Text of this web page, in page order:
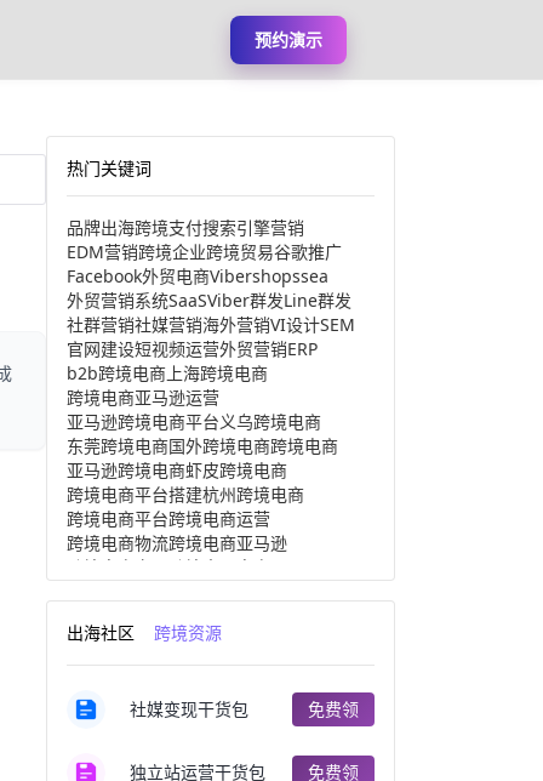
预约演示
热门关键词
品牌出海跨境支付搜索引擎营销
EDM营销跨境企业跨境贸易谷歌推广
Facebook外贸电商Vibershopssea
外贸营销系统SaaSViber群发Line群发
社群营销社媒营销海外营销VI设计SEM
官网建设短视频运营外贸营销ERP
b2b跨境电商 上海跨境电商
跨境电商亚马逊运营
亚马逊跨境电商平台义乌跨境电商
东莞跨境电商国外跨境电商跨境电商
亚马逊跨境电商虾皮跨境电商
跨境电商平台搭建杭州跨境电商
跨境电商平台跨境电商运营
跨境电商物流跨境电商亚马逊
跨境电商产品
跨境出口电商
跨境电商分析进口跨境电商
跨境电商服务广州跨境电商
跨境电商注册跨境电商开店
跨境电商商品个人跨境电商
出海社区 跨境资源
社媒变现干货包 免费领
独立站运营干货包 免费领